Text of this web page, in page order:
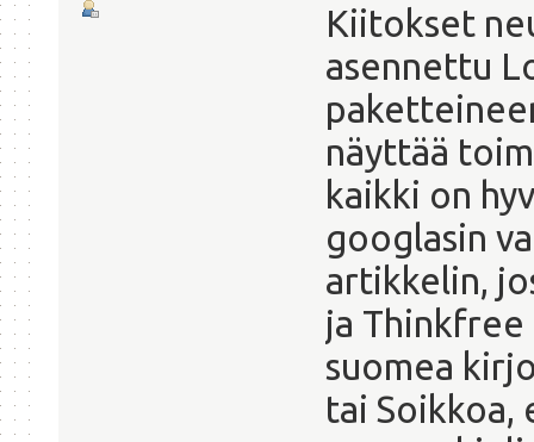
Kiitokset
asennettu
näyttää
kaikki on
googlasin
artikkelin,
ja
suomea
tai Soikkoa,